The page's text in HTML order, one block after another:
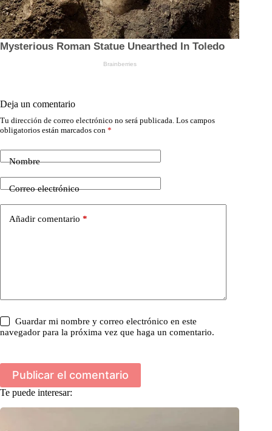
Deja un comentario
Tu dirección de correo electrónico no será publicada. Los campos
obligatorios están marcados con *
Nombre
Correo electrónico
Añadir comentario *
Guardar mi nombre y correo electrónico en este
navegador para la próxima vez que haga un comentario.
Publicar el comentario
Te puede interesar: